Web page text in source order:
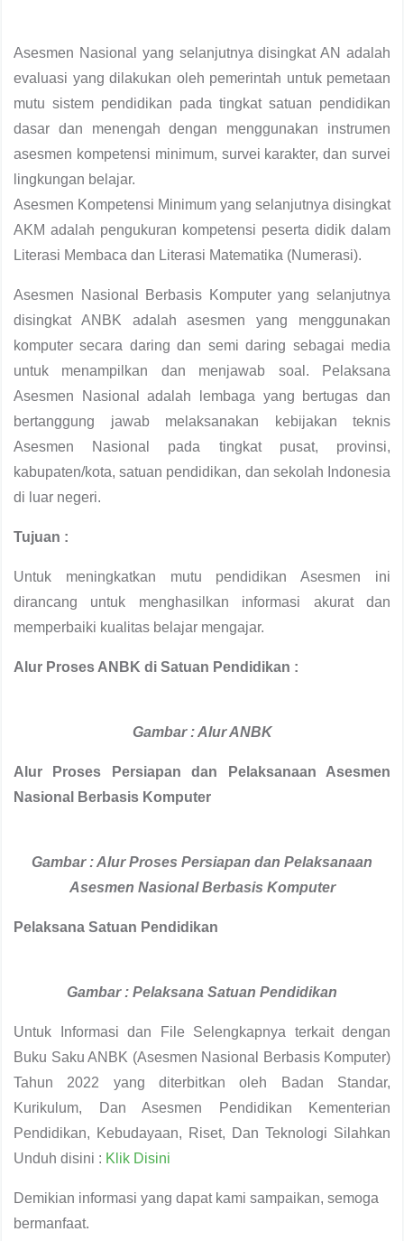
Asesmen Nasional yang selanjutnya disingkat AN adalah
evaluasi yang dilakukan oleh pemerintah untuk pemetaan
mutu sistem pendidikan pada tingkat satuan pendidikan
dasar dan menengah dengan menggunakan instrumen
asesmen kompetensi minimum, survei karakter, dan survei
lingkungan belajar.
Asesmen Kompetensi Minimum yang selanjutnya disingkat
AKM adalah pengukuran kompetensi peserta didik dalam
Literasi Membaca dan Literasi Matematika (Numerasi).
Asesmen Nasional Berbasis Komputer yang selanjutnya
disingkat ANBK adalah asesmen yang menggunakan
komputer secara daring dan semi daring sebagai media
untuk menampilkan dan menjawab soal. Pelaksana
Asesmen Nasional adalah lembaga yang bertugas dan
bertanggung jawab melaksanakan kebijakan teknis
Asesmen Nasional pada tingkat pusat, provinsi,
kabupaten/kota, satuan pendidikan, dan sekolah Indonesia
di luar negeri.
Tujuan :
Untuk meningkatkan mutu pendidikan Asesmen ini
dirancang untuk menghasilkan informasi akurat dan
memperbaiki kualitas belajar mengajar.
Alur Proses ANBK di Satuan Pendidikan :
Gambar : Alur ANBK
Alur Proses Persiapan dan Pelaksanaan Asesmen
Nasional Berbasis Komputer
Gambar : Alur Proses Persiapan dan Pelaksanaan
Asesmen Nasional Berbasis Komputer
Pelaksana Satuan Pendidikan
Gambar : Pelaksana Satuan Pendidikan
Untuk Informasi dan File Selengkapnya terkait dengan
Buku Saku ANBK (Asesmen Nasional Berbasis Komputer)
Tahun 2022 yang diterbitkan oleh Badan Standar,
Kurikulum, Dan Asesmen Pendidikan Kementerian
Pendidikan, Kebudayaan, Riset, Dan Teknologi Silahkan
Unduh disini : Klik Disini
Demikian informasi yang dapat kami sampaikan, semoga
bermanfaat.